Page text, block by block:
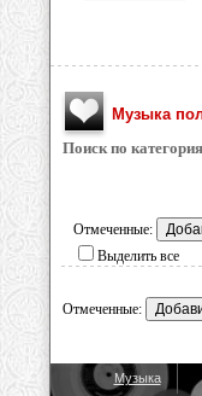
Музыка
Поиск по
Отмеченные:
Выделить все
Отмеченные:
Музыка